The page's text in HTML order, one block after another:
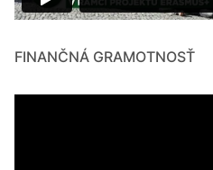
FINANČNÁ GRAMOTNOSŤ